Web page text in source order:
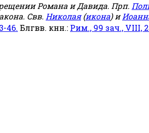
Романа и Давида. Прп.
Свв. Николая(икона) и
46. Блгвв. кнн.: Рим., 99 зач., VIII,